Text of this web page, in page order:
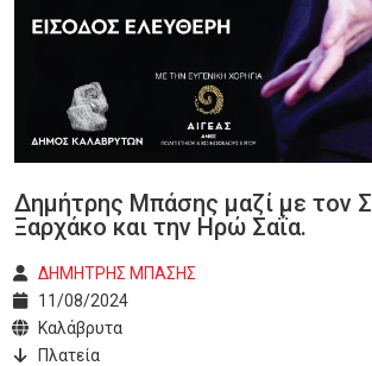
Δημήτρης Μπάσης μαζί με τον
Ξαρχάκο και την Ηρώ Σαΐα.
ΔΗΜΗΤΡΗΣ ΜΠΑΣΗΣ
11/08/2024
Καλάβρυτα
Πλατεία